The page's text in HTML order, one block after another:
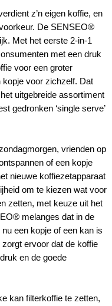
z’n eigen koffie, en
De SENSEO®
Met het eerste 2-in-1
met een druk
voor een groter
voor zichzelf. Dat
uitgebreide assortiment
gedronken ‘single serve’
vrienden op
of een kopje
nieuwe koffiezetapparaat
om te kiezen wat voor
zetten, met keuze uit het
melanges dat in de
een kopje of een kan is
ervoor dat de koffie
en de goede
kan filterkoffie te zetten,